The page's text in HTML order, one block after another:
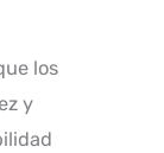
los
y